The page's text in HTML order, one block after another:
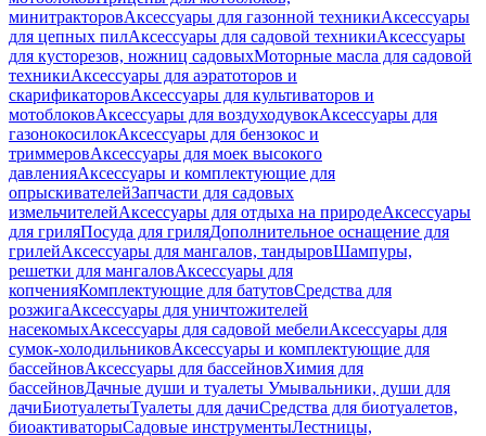
минитракторовАксессуары для газонной техникиАксессуары
для цепных пилАксессуары для садовой техникиАксессуары
для кусторезов, ножниц садовыхМоторные масла для садовой
техникиАксессуары для аэратоторов и
скарификаторовАксессуары для культиваторов и
мотоблоковАксессуары для воздуходувокАксессуары для
газонокосилокАксессуары для бензокос и
триммеровАксессуары для моек высокого
давленияАксессуары и комплектующие для
опрыскивателейЗапчасти для садовых
измельчителейАксессуары для отдыха на природеАксессуары
для гриляПосуда для гриляДополнительное оснащение для
грилейАксессуары для мангалов, тандыровШампуры,
решетки для мангаловАксессуары для
копченияКомплектующие для батутовСредства для
розжигаАксессуары для уничтожителей
насекомыхАксессуары для садовой мебелиАксессуары для
сумок-холодильниковАксессуары и комплектующие для
бассейновАксессуары для бассейновХимия для
бассейновДачные души и туалеты Умывальники, души для
дачиБиотуалетыТуалеты для дачиСредства для биотуалетов,
биоактиваторыСадовые инструментыЛестницы,